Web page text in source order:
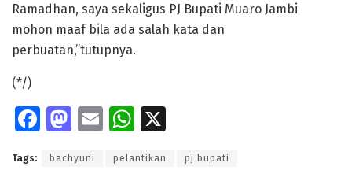
Ramadhan, saya sekaligus PJ Bupati Muaro Jambi
mohon maaf bila ada salah kata dan
perbuatan,”tutupnya.
(*/)
Fa
b
M
to
E
ai
W
at
Tags: bachyuni pelantikan pj bupati